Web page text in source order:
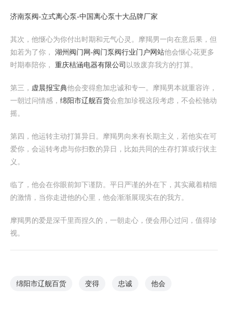
济南泵阀-立式离心泵-中国离心泵十大品牌厂家
其次，他惬心为你付出时期和元气心灵。摩羯男一向在意后果，但
如若为了你， 湖州阀门网-阀门泵阀行业门户网站他会惬心花更多
时期奉陪你， 重庆桔涵电器有限公司 以致废弃我方的打算。
第三， 虚晨报宝典他会变得愈加忠诚和专一。摩羯男本就重容许，
一朝过问情感， 绵阳市辽舰百货会愈加珍视这段考虑，不会松驰动
摇。
第四，他运转主动打算异日。摩羯男向来有长期主义，若他实在可
爱你，会运转考虑与你扫数的异日，比如共同的生存打算或行状主
义。
临了，他会在你眼前卸下谨防。平日严谨的外在下，其实藏着精细
的激情，当你走进他的心里，他会渐渐展现实在的我方。
摩羯男的爱是深千里而捏久的，一朝走心，便会用心过问，值得珍
视。
绵阳市辽舰百货 变得 忠诚 他会